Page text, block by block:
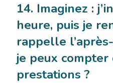
14. Imaginez :
heure, puis je
rappelle
je peux
prestations ?